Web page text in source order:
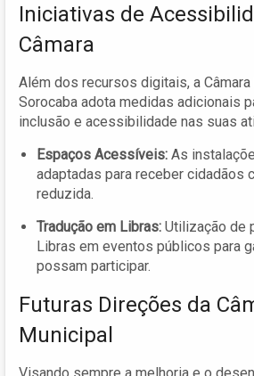
Iniciativas de
Câmara
Além dos recursos digitais, a
Sorocaba adota medidas adicionais
inclusão e acessibilidade nas suas
Espaços Acessíveis: As
adaptadas para receber cidadãos
reduzida.
Tradução em Libras: Utilização de
Libras em eventos públicos para
possam participar.
Futuras Direções da
Municipal
Visando sempre a melhoria e o